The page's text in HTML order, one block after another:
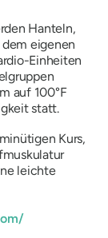
Hanteln,
eigenen
Einheiten
auf 100°F
statt.
Kurs,
leichte